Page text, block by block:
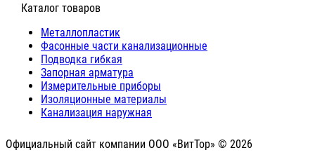
⠀Каталог товаров
Металлопластик
Фасонные части канализационные
Подводка гибкая
Запорная арматура
Измерительные приборы
Изоляционные материалы
Канализация наружная
Официальный сайт компании ООО «ВитТор» © 2026